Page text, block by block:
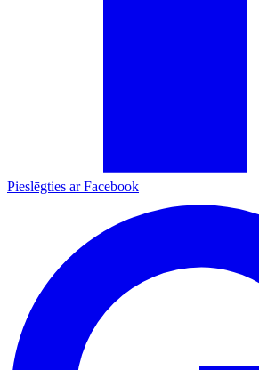
Pieslēgties ar Facebook